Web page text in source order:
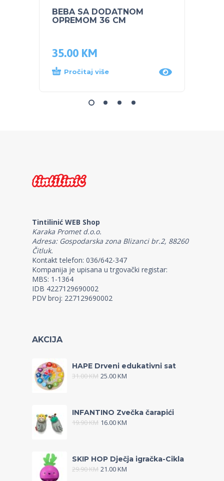
BEBA SA DODATNOM
OPREMOM 36 CM
35.00 KM
Pročitaj više
Tintilinić WEB Shop
Karaka Promet d.o.o.
Adresa: Gospodarska zona Blizanci br.2, 88260
Čitluk.
Kontakt telefon: 036/642-347
Kompanija je upisana u trgovački registar:
MBS: 1-1364
IDB 4227129690002
PDV broj: 227129690002
AKCIJA
HAPE Drveni edukativni sat
31.00KM 25.00KM
INFANTINO Zvečka čarapići
19.90KM 16.00KM
SKIP HOP Dječja igračka-Cikla
29.90KM 21.00KM